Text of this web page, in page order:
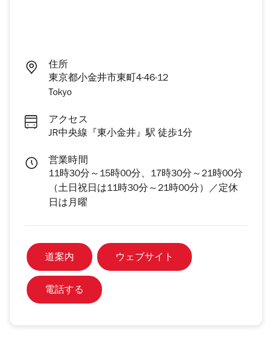
住所
東京都小金井市東町4-46-12
Tokyo
アクセス
JR中央線『東小金井』駅 徒歩1分
営業時間
11時30分～15時00分、17時30分～21時00分
（土日祝日は11時30分～21時00分）／定休
日は月曜
道案内 ウェブサイト
電話する